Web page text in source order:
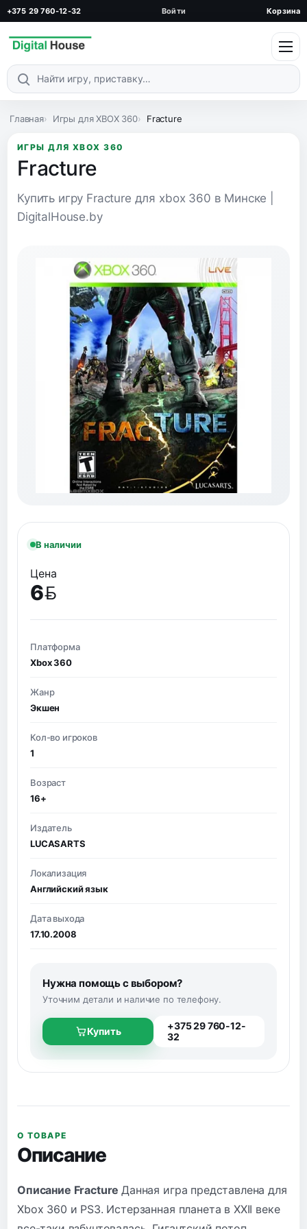
+375 29 760-12-32 Войти Корзина
Поиск по каталогу
Главная Игры для XBOX 360 Fracture
ИГРЫ ДЛЯ XBOX 360
Fracture
Купить игру Fracture для xbox 360 в Минске |
DigitalHouse.by
В наличии
Цена
6
BYN
Платформа
Xbox 360
Жанр
Экшен
Кол-во игроков
1
Возраст
16+
Издатель
LUCASARTS
Локализация
Английский язык
Дата выхода
17.10.2008
Нужна помощь с выбором?
Уточним детали и наличие по телефону.
Купить
+375 29 760-12-
32
О ТОВАРЕ
Описание
Описание FractureДанная игра представлена для
Xbox 360 и PS3. Истерзанная планета в XXII веке